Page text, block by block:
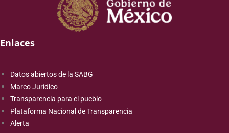
Enlaces
Datos abiertos de la SABG
Marco Jurídico
Transparencia para el pueblo
Plataforma Nacional de Transparencia
Alerta